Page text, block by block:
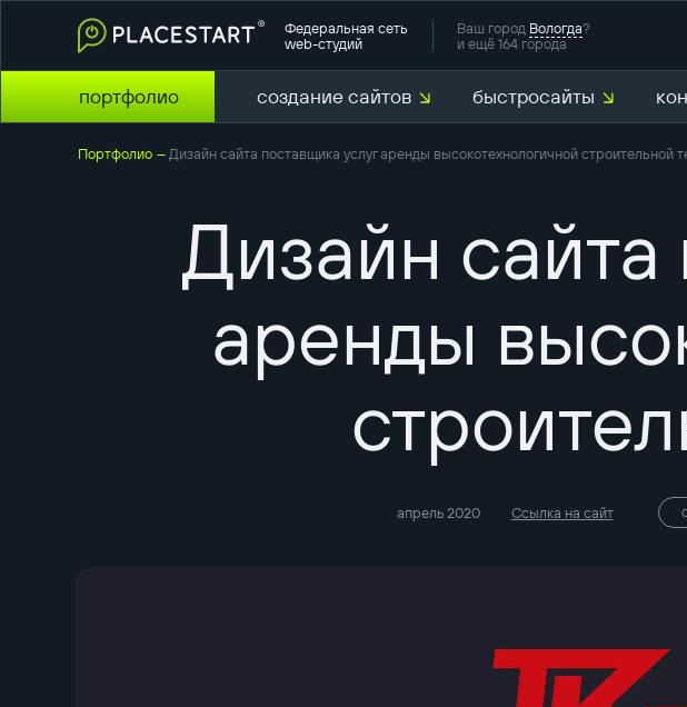
Федеральная сеть
web-студий
Ваш город Вологда?
и ещё 164 города
портфолио создание сайтов быстросайты
Портфолио — Дизайн сайта поставщика услуг аренды высокотехнологичной строительной
Дизайн сайта
аренды
апрель 2020 Ссылка на сайт